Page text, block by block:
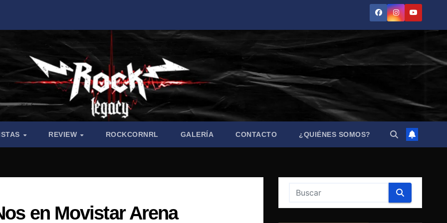
REVIEW ROCKCORNRL GALERÍA CONTACTO ¿QUIÉNES SOMOS?
en Movistar Arena